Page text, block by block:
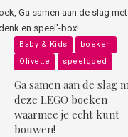
Baby & Kids
boeken
Olivette
speelgoed
Ga samen aan de slag
deze LEGO boeken
waarmee je echt kunt
bouwen!